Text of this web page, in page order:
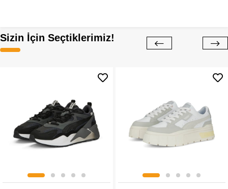
Sizin İçin Seçtiklerimiz!